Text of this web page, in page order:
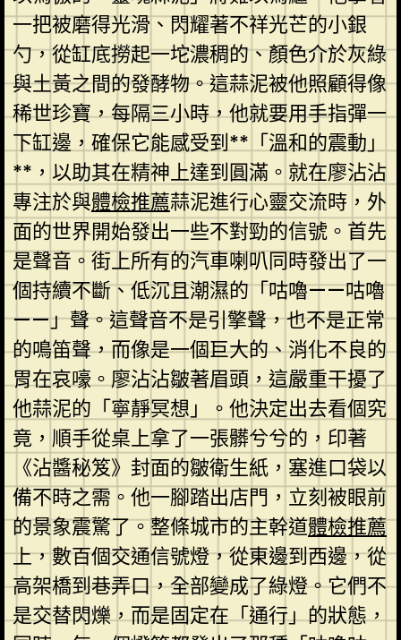
一把被磨得光滑、閃耀著不祥光芒的小銀
勺，從缸底撈起一坨濃稠的、顏色介於灰綠
與土黃之間的發酵物。這蒜泥被他照顧得像
稀世珍寶，每隔三小時，他就要用手指彈一
下缸邊，確保它能感受到**「溫和的震動」
**，以助其在精神上達到圓滿。就在廖沾沾
專注於與體檢推薦蒜泥進行心靈交流時，外
面的世界開始發出一些不對勁的信號。首先
是聲音。街上所有的汽車喇叭同時發出了一
個持續不斷、低沉且潮濕的「咕嚕——咕嚕
——」聲。這聲音不是引擎聲，也不是正常
的鳴笛聲，而像是一個巨大的、消化不良的
胃在哀嚎。廖沾沾皺著眉頭，這嚴重干擾了
他蒜泥的「寧靜冥想」。他決定出去看個究
竟，順手從桌上拿了一張髒兮兮的，印著
《沾醬秘笈》封面的皺衛生紙，塞進口袋以
備不時之需。他一腳踏出店門，立刻被眼前
的景象震驚了。整條城市的主幹道體檢推薦
上，數百個交通信號燈，從東邊到西邊，從
高架橋到巷弄口，全部變成了綠燈。它們不
是交替閃爍，而是固定在「通行」的狀態，